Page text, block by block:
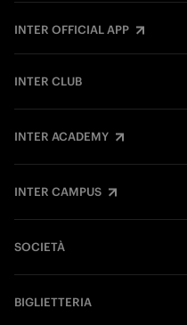
INTER OFFICIAL APP
INTER CLUB
INTER ACADEMY
INTER CAMPUS
SOCIETÀ
BIGLIETTERIA